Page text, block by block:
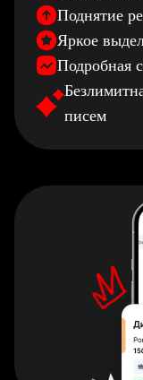
Поднятие
Яркое
Подробная
писем